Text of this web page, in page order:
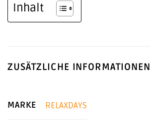
Inhalt
ZUSÄTZLICHE INFORMATIONEN
MARKE RELAXDAYS